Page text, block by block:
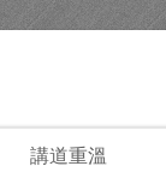
講道重溫